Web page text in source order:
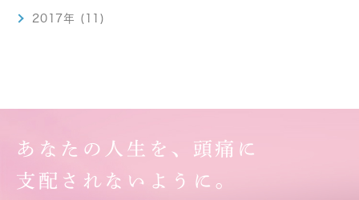
2017年 (11)
あなたの人生を、頭痛に
支配されないように。